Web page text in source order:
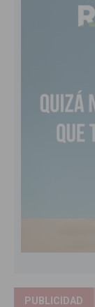
PUBLICIDAD